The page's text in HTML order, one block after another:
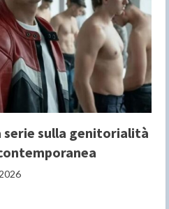
serie sulla genitorialità